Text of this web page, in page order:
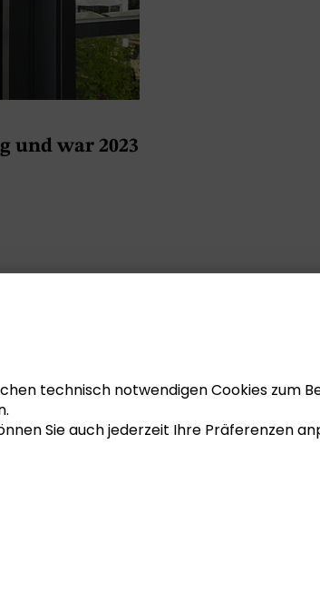
und war 2023
an der
sowie die
kulturellen
sie
technisch notwendigen Cookies zum
Sie auch jederzeit Ihre Präferenzen